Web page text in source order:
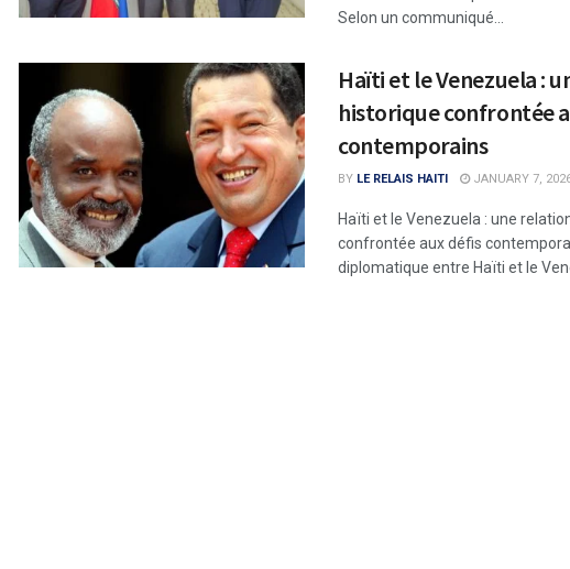
Selon un communiqué...
Haïti et le Venezuela :
historique confrontée
contemporains
BY LE RELAIS HAITI JANUARY 7,
Haïti et le Venezuela : une
confrontée aux défis
diplomatique entre Haïti et le